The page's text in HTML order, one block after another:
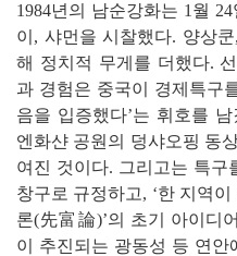
1984년의 남순강화는 1월
이, 샤먼을 시찰했다. 양상
해 정치적 무게를 더했다.
과 경험은 중국이 경제특구
음을 입증했다’는 휘호를
엔화샨 공원의 덩샤오핑 동
여진 것이다. 그리고는 특구
창구로 규정하고, ‘한 지역
론(先富論)’의 초기 아이디
이 추진되는 광동성 등 연